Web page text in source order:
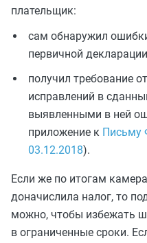
плательщик:
сам обнаружил
первичной
получил требование
исправлений в
выявленными в ней
приложение к Письму
03.12.2018).
Если же по итогам
доначислила налог, то
можно, чтобы избежать
в ограниченные сроки.